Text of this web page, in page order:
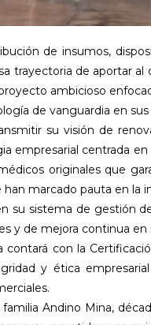
de insumos,
trayectoria de aportar al
ambicioso
de vanguardia en
su visión de
empresarial centrada
originales que
marcado pauta en la
su sistema de gestión
y de mejora continua en
con la
y ética
Andino Mina,